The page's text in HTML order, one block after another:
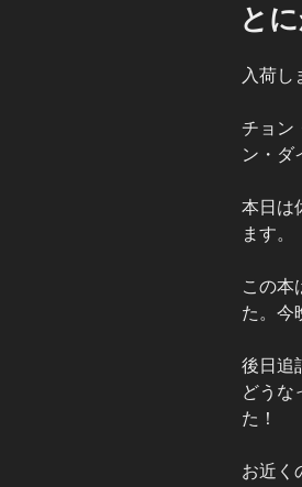
日:
と
入荷し
チョン
ン・ダ
本日は
ます。
この本
た。今
後日
どうな
た！
お近く